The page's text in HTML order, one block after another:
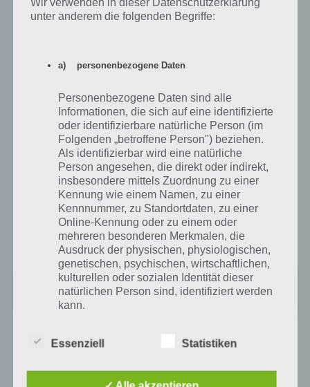
beeindruckend aus.
das ganze vereinfacht werden kann. Von Pay2Win kann hier zwar
Kauf greifen.
Marvel Sturm der Superhelden für Android
im Google Play Store
Im Google Play Store kann Marvel Sturm der Superhelden ab
Android 4 heruntergeladen werden. Neben einem modernen
Smartphone bzw. Tablet wird auch über 230 MB freier Speicherplatz
benötigt, um das Spiel installieren zu können. Bei den Spielern
kommt die App mit um die 4 Sterne hingegen gut an.
Marvel Sturm der Superhelden
Preis:Kostenlos
App für iPhone, iPad und iPod Touch im
Wir verwenden in dieser Datenschutzerklärung
unter anderem die folgenden Begriffe:
a) personenbezogene Daten
Personenbezogene Daten sind alle
Informationen, die sich auf eine identifizierte
oder identifizierbare natürliche Person (im
Folgenden „betroffene Person") beziehen.
Als identifizierbar wird eine natürliche
Person angesehen, die direkt oder indirekt,
insbesondere mittels Zuordnung zu einer
Kennung wie einem Namen, zu einer
Kennnummer, zu Standortdaten, zu einer
Online-Kennung oder zu einem oder
mehreren besonderen Merkmalen, die
Ausdruck der physischen, physiologischen,
genetischen, psychischen, wirtschaftlichen,
kulturellen oder sozialen Identität dieser
natürlichen Person sind, identifiziert werden
kann.
Betroffene Person ist jede identifizierte oder
Essenziell Statistiken